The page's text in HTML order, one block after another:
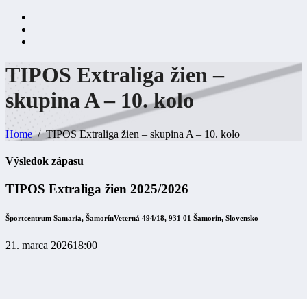
TIPOS Extraliga žien –
skupina A – 10.kolo
Home TIPOS Extraliga žien – skupina A – 10. kolo
Výsledok zápasu
TIPOS Extraliga žien 2025/2026
Športcentrum Samaria, ŠamorínVeterná 494/18, 931 01 Šamorín, Slovensko
21. marca 202618:00